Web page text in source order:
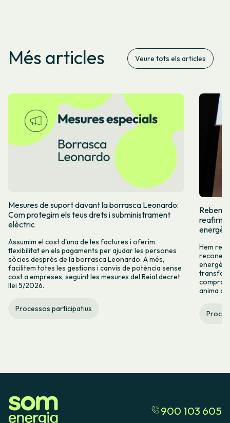
Més articles Veure tots els articles
Mesures de suport davant la borrasca Leonardo:
Com protegim els teus drets i subministrament
elèctric
Assumim el cost d'una de les factures i oferim
flexibilitat en els pagaments per ajudar les persones
sòcies després de la borrasca Leonardo. A més,
facilitem totes les gestions i canvis de potència sense
cost a empreses, seguint les mesures del Reial decret
llei 5/2026.
Processos participatius
Rebem
Hem
reconeix
anima a
900 103 605